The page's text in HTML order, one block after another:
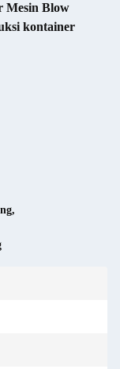
Mesin Blow
kontainer
,